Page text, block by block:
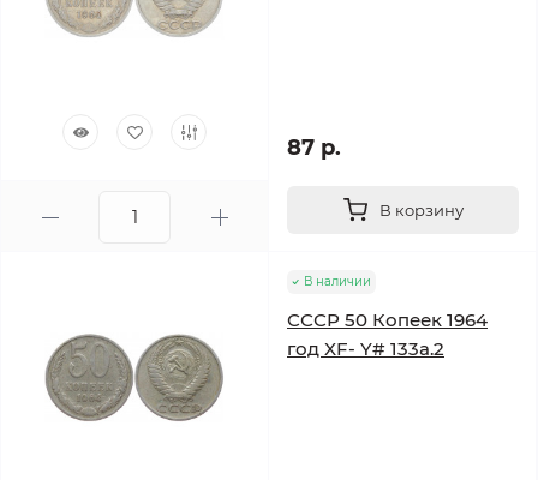
87 р.
В корзину
В наличии
СССР 50 Копеек 1964
год XF- Y# 133a.2